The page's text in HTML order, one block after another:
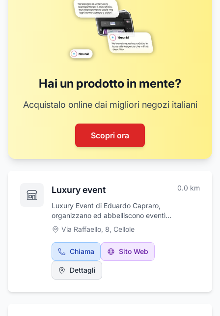
Hai un prodotto in mente?
Acquistalo online dai migliori negozi italiani
Scopri ora
Luxury event 0.0 km
Luxury Event di Eduardo Capraro,
organizzano ed abbelliscono eventì
curandone ogni minimo particolare e ogni
dettaglio mettendo le esigenze dei dei clienti
al primo posto esaudento ogni singola
richiesta personalizzandola. Luxury Event di
Eduardo Capraro, in oltre ha anche una sede
con un punto vendita che l'ha chiamato Nanà
Via Raffaello, 8, Cellole
Chiama Sito Web
Dettagli